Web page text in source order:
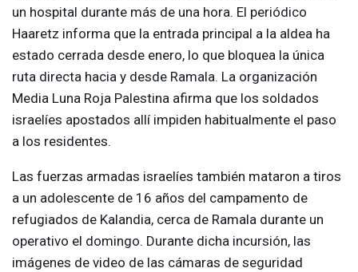
un hospital durante más de una hora. El periódico
Haaretz informa que la entrada principal a la aldea ha
estado cerrada desde enero, lo que bloquea la única
ruta directa hacia y desde Ramala. La organización
Media Luna Roja Palestina afirma que los soldados
israelíes apostados allí impiden habitualmente el paso
a los residentes.
Las fuerzas armadas israelíes también mataron a tiros
a un adolescente de 16 años del campamento de
refugiados de Kalandia, cerca de Ramala durante un
operativo el domingo. Durante dicha incursión, las
imágenes de video de las cámaras de seguridad